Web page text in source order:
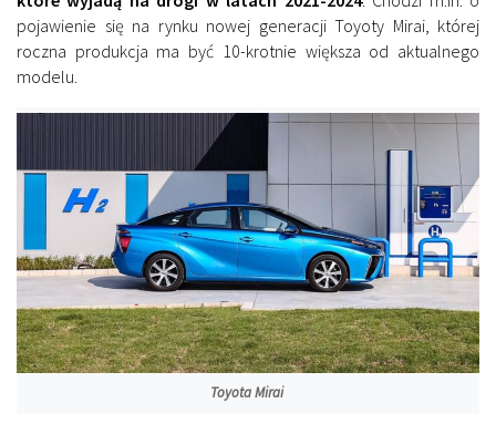
pojawienie się na rynku nowej generacji Toyoty Mirai, której
roczna produkcja ma być 10-krotnie większa od aktualnego
modelu.
Toyota Mirai